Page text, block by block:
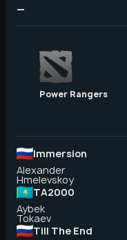
—
Immersion
Alexander
Hmelevskoy
TA2000
Aybek
Tokaev
Till The End
Power Rangers